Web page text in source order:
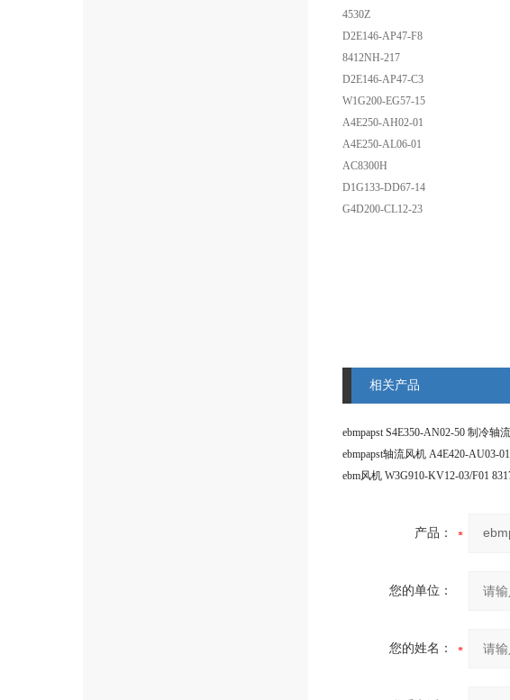
4530Z
D2E146-AP47-F8
8412NH-217
D2E146-AP47-C3
W1G200-EG57-15
A4E250-AH02-01
A4E250-AL06-01
AC8300H
D1G133-DD67-14
G4D200-CL12-23
相关产品
ebmpapst轴流风机 A4E420-AU03-01
产品：
您的单位：
您的姓名：